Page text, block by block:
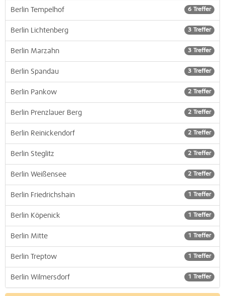
6 Treffer
Berlin Tempelhof
3 Treffer
Berlin Lichtenberg
3 Treffer
Berlin Marzahn
3 Treffer
Berlin Spandau
2 Treffer
Berlin Pankow
2 Treffer
Berlin Prenzlauer Berg
2 Treffer
Berlin Reinickendorf
2 Treffer
Berlin Steglitz
2 Treffer
Berlin Weißensee
1 Treffer
Berlin Friedrichshain
1 Treffer
Berlin Köpenick
1 Treffer
Berlin Mitte
1 Treffer
Berlin Treptow
1 Treffer
Berlin Wilmersdorf